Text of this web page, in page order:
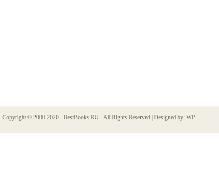
Copyright © 2000-2020 - BestBooks.RU · All Rights Reserved | Designed by: WP